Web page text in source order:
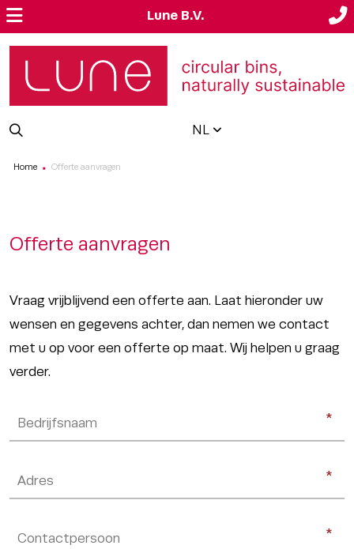
Lune B.V.
NL
Home ■ Offerte aanvragen
Offerte aanvragen
Vraag vrijblijvend een offerte aan. Laat hieronder uw
wensen en gegevens achter, dan nemen we contact
met u op voor een offerte op maat. Wij helpen u graag
verder.
*
*
*
*
*
*